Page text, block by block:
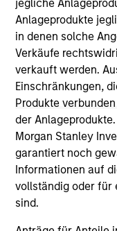
jegliche
Anlageprodukte
in denen solche
Verkäufe
verkauft werden.
Einschränkungen,
Produkte
der
Morgan Stanley
garantiert noch
Informationen auf
vollständig oder für
sind.
you are navigating
these hyperlinks to
inclusion of any
endorsement,
monitoring by us of
hyperlinked site. In
information